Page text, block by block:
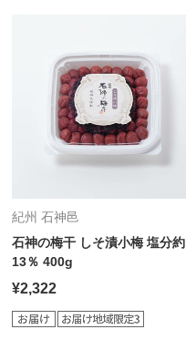
紀州 石神邑
石神の梅干 しそ漬小梅 塩分約
13％ 400g
¥2,322